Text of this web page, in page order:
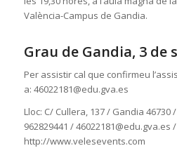
València-Campus de Gandia.
Grau de Gandia, 3 de
Per assistir cal que confirmeu
a: 46022181@edu.gva.es
Lloc: C/ Cullera, 137 / Gandia 46730
962829441 / 46022181@edu.gva.es /
http://www.velesevents.com